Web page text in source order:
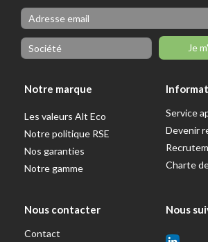
Je
Notre marque
Les valeurs Alt Eco
Notre politique RSE
Nos garanties
Notre gamme
Service
Devenir
Charte
Nous contacter
Contact
Nous